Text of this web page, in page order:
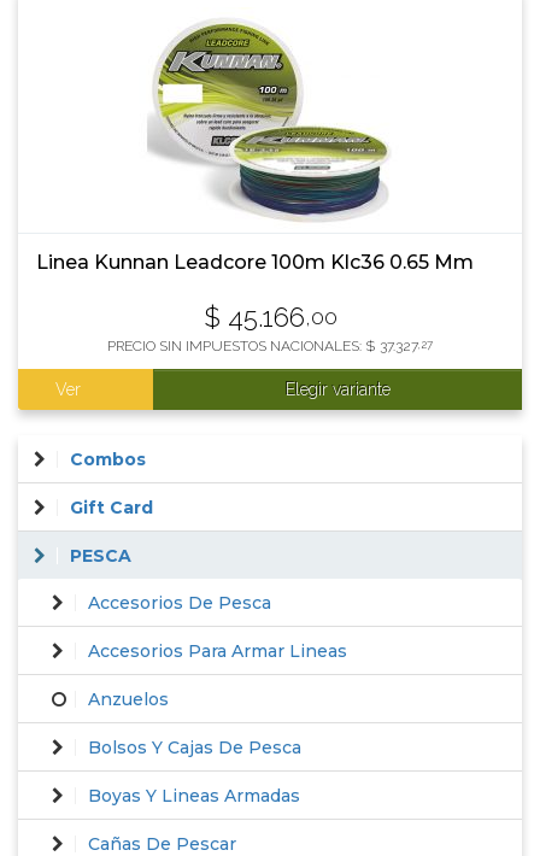
Linea Kunnan Leadcore 100m Klc36 0.65 Mm
$ 45.166,00
PRECIO SIN IMPUESTOS NACIONALES: $ 37.327 ,27
Ver Elegir variante
Combos
Gift Card
PESCA
Accesorios De Pesca
Accesorios Para Armar Lineas
Anzuelos
Bolsos Y Cajas De Pesca
Boyas Y Lineas Armadas
Cañas De Pescar